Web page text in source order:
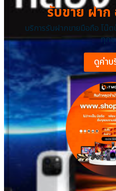
รับขาย ฝา
บริการรับฝากขายมือถือ โ
ทุก
ดูค่าบ